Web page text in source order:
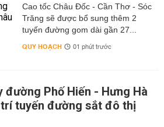
Cao tốc Châu Đốc - Cần Thơ - Sóc
Trăng sẽ được bổ sung thêm 2
tuyến đường gom dài gần 27...
QUY HOẠCH 01 phút trước
đường Phố Hiến - Hưng Hà
trí tuyến đường sắt đô thị